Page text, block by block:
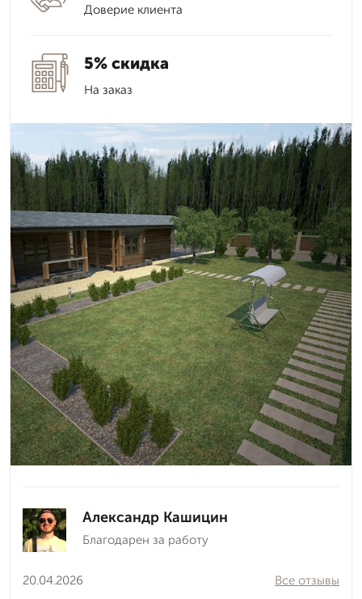
Доверие клиента
5% скидка
На заказ
Александр Кашицин
Благодарен за работу
20.04.2026
Все отзывы